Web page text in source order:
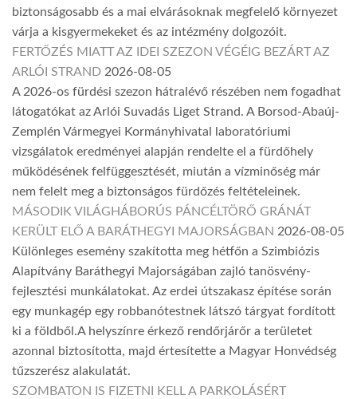
biztonságosabb és a mai elvárásoknak megfelelő környezet
várja a kisgyermekeket és az intézmény dolgozóit.
FERTŐZÉS MIATT AZ IDEI SZEZON VÉGÉIG BEZÁRT AZ
ARLÓI STRAND 2026-08-05
A 2026-os fürdési szezon hátralévő részében nem fogadhat
látogatókat az Arlói Suvadás Liget Strand. A Borsod-Abaúj-
Zemplén Vármegyei Kormányhivatal laboratóriumi
vizsgálatok eredményei alapján rendelte el a fürdőhely
működésének felfüggesztését, miután a vízminőség már
nem felelt meg a biztonságos fürdőzés feltételeinek.
MÁSODIK VILÁGHÁBORÚS PÁNCÉLTÖRŐ GRÁNÁT
KERÜLT ELŐ A BARÁTHEGYI MAJORSÁGBAN 2026-08-05
Különleges esemény szakította meg hétfőn a Szimbiózis
Alapítvány Baráthegyi Majorságában zajló tanösvény-
fejlesztési munkálatokat. Az erdei útszakasz építése során
egy munkagép egy robbanótestnek látszó tárgyat fordított
ki a földből.A helyszínre érkező rendőrjárőr a területet
azonnal biztosította, majd értesítette a Magyar Honvédség
tűzszerész alakulatát.
SZOMBATON IS FIZETNI KELL A PARKOLÁSÉRT